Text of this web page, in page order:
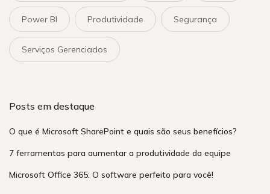
Power BI Produtividade Segurança
Serviços Gerenciados
Posts em destaque
O que é Microsoft SharePoint e quais são seus benefícios?
7 ferramentas para aumentar a produtividade da equipe
Microsoft Office 365: O software perfeito para você!